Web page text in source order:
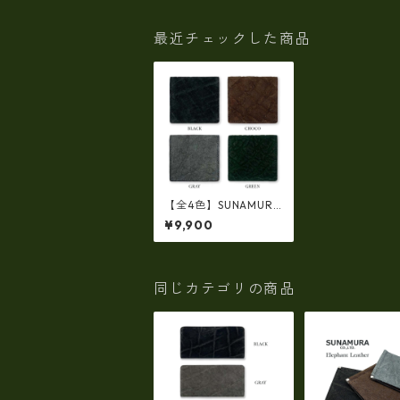
最近チェックした商品
【全4色】SUNAMURA
砂村 日本製 高級エレ
ファントレザー コイン
ケース 小銭入れ ly-11
¥9,900
同じカテゴリの商品